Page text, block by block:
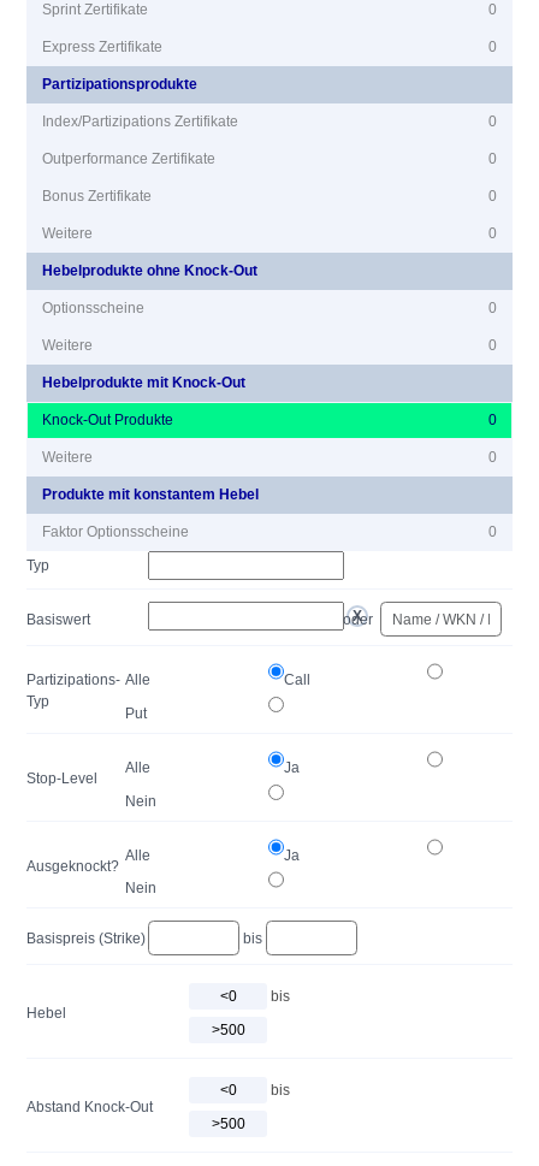
Sprint Zertifikate 0
Express Zertifikate 0
Partizipationsprodukte
Index/Partizipations Zertifikate 0
Outperformance Zertifikate 0
Bonus Zertifikate 0
Weitere 0
Hebelprodukte ohne Knock-Out
Optionsscheine 0
Weitere 0
Hebelprodukte mit Knock-Out
Knock-Out Produkte 0
Weitere 0
Produkte mit konstantem Hebel
Faktor Optionsscheine
0
Typ
Basiswert oder
Partizipations-
Typ
Alle
Call
Put
Stop-Level
Alle
Ja
Nein
Ausgeknockt?
Alle
Ja
Nein
Basispreis (Strike) bis
Hebel
bis
Abstand Knock-Out
bis